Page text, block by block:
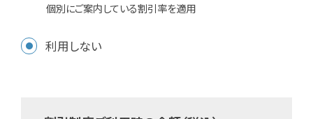
個別にご案内している割引率を適用
利用しない